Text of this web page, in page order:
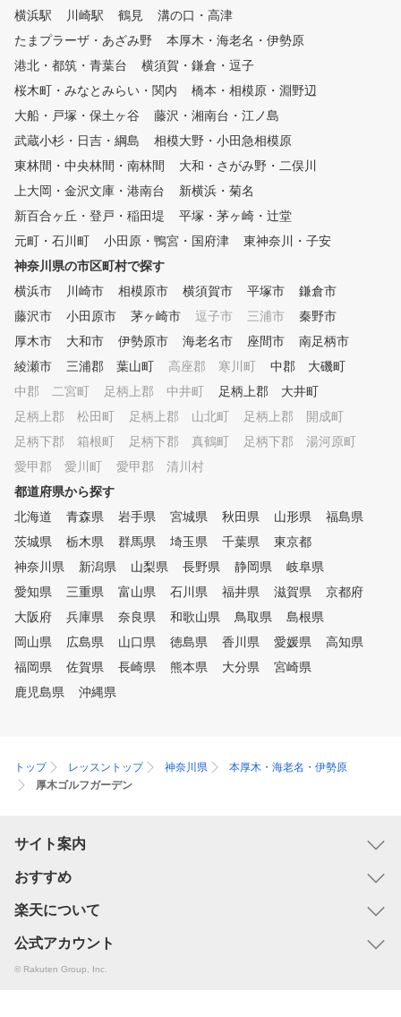
ン前に問診を行い、その方にあ
った体験レッスンをご案内いた
しますのでご安心ください。
「はじめてのゴルフ」では、ク
えし、ふり幅の異なる3つの基
本スイングを学んで頂きます。
7番アイアンで基本を覚えて頂
いたあとはドライバーまでチャ
レンジ。最後にスイングをタブ
レットで撮影し、2回のレッス
きます。 「お試しレッスン」
では、アカデミーの基本のスイ
ングをお伝えしながら今のお悩
みをお聞きします。そのうえで
スイングを撮影し、スイングチ
ェックを行います。改善が必要
上で具体的な改善方法を提案い
たします。2回のレッスンで上
達を体感していただきます。
体験レッスン２回終了後、スク
ールのご継続をぜひご検討くだ
さい。
横浜駅
川崎駅 鶴見
溝の口・高津
たまプラーザ・あざみ野
本厚木・海老名・伊勢原
港北・都筑・青葉台
横須賀・鎌倉・逗子
桜木町・みなとみらい・関内
橋本・相模原・淵野辺
大船・戸塚・保土ヶ谷
藤沢・湘南台・江ノ島
武蔵小杉・日吉・綱島
相模大野・小田急相模原
東林間・中央林間・南林間
大和・さがみ野・二俣川
上大岡・金沢文庫・港南台
新横浜・菊名
新百合ヶ丘・登戸・稲田堤
平塚・茅ヶ崎・辻堂
元町・石川町
小田原・鴨宮・国府津
東神奈川・子安
神奈川県の市区町村で探す
横浜市
川崎市 相模原市 横須賀市 平塚市
鎌倉市
藤沢市
小田原市 茅ヶ崎市 逗子市 三浦市
秦野市
厚木市
大和市 伊勢原市 海老名市 座間市
南足柄市
綾瀬市
三浦郡 葉山町 高座郡 寒川町
中郡 大磯町
中郡 二宮町
足柄上郡 中井町
足柄上郡 大井町
足柄上郡 松田町
足柄上郡 山北町
足柄上郡 開成町
足柄下郡 箱根町
足柄下郡 真鶴町
足柄下郡 湯河原町
愛甲郡 愛川町
愛甲郡 清川村
都道府県から探す
北海道
青森県 岩手県 宮城県 秋田県 山形県
福島県
茨城県
栃木県 群馬県 埼玉県 千葉県
東京都
神奈川県
新潟県 山梨県 長野県 静岡県
岐阜県
愛知県
三重県 富山県 石川県 福井県 滋賀県
京都府
大阪府
兵庫県 奈良県 和歌山県 鳥取県
島根県
岡山県
広島県 山口県 徳島県 香川県 愛媛県
高知県
福岡県
佐賀県 長崎県 熊本県 大分県
宮崎県
鹿児島県
沖縄県
トップ レッスントップ 神奈川県
本厚木・海老名・伊勢原
厚木ゴルフガーデン
サイト案内
おすすめ
楽天について
公式アカウント
© Rakuten Group, Inc.